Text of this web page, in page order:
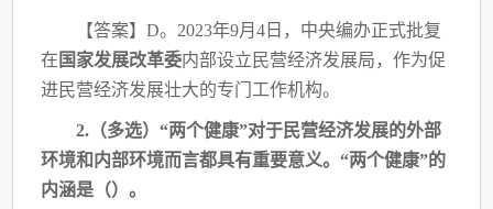
【答案】D。2023年9月4日，中央编办正式批复
在 国家发展改革委内部设立民营经济发展局，作为促
进民营经济发展壮大的专门工作机构。
2.（多选）“两个健康”对于民营经济发展的外部
环境和内部环境而言都具有重要意义。“两个健康”的
内涵是（）。